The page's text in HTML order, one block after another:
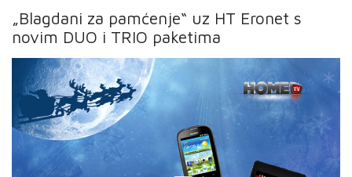
O NAMA
NATJEČAJI
VELEPRODAJA
KONTAKTI
„Blagdani za pamćenje“ uz HT Eronet s
novim DUO i TRIO paketima